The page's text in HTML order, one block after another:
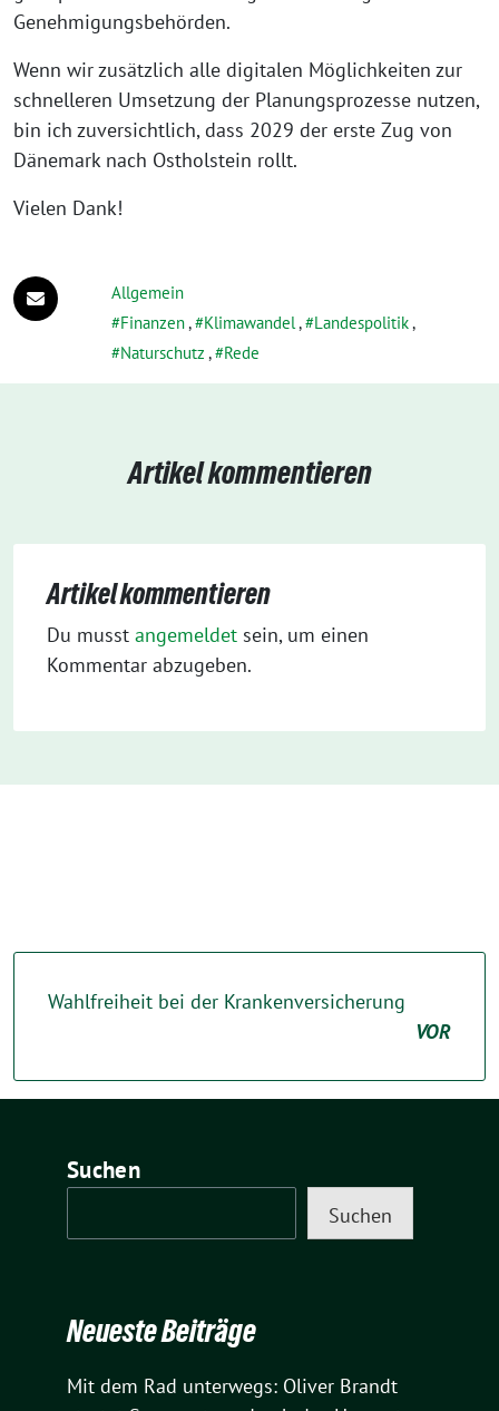
Genehmigungsbehörden.
Wenn wir zusätzlich alle digitalen Möglichkeiten zur
schnelleren Umsetzung der Planungsprozesse nutzen,
bin ich zuversichtlich, dass 2029 der erste Zug von
Dänemark nach Ostholstein rollt.
Vielen Dank!
Allgemein
Finanzen, Klimawandel, Landespolitik,
Naturschutz , Rede
Artikel kommentieren
Artikel kommentieren
Du musst angemeldet sein, um einen
Kommentar abzugeben.
Wahlfreiheit bei der Krankenversicherung
VOR
Suchen
Suchen
Neueste Beiträge
Mit dem Rad unterwegs: Oliver Brandt